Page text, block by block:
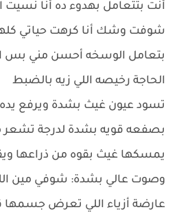
أنت بتتعامل بهدوء ده أنا
شوفت وشك أنا كرهت حياتي
بتعامل الوسخه أحسن مني بس
الحاجة رخيصه اللي زيه بالضبط
تسود عيون غيث بشدة ويرفع
بصفعه قويه بشدة لدرجة تشعر
يمسكها غيث بقوه من ذراعها
وصوت عالي بشدة: شوفي مين
عارضة أزياء اللي تعرض جسمها